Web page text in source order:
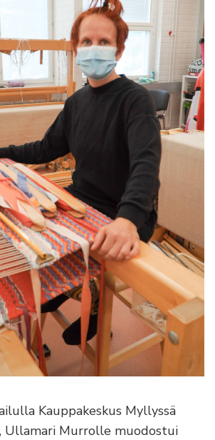
Kauppakeskus Myllyssä
Ullamari Murrolle muodostui